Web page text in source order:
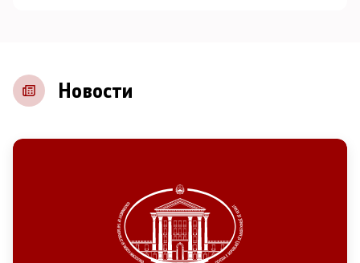
Контакт
Основање на здружение
Новости